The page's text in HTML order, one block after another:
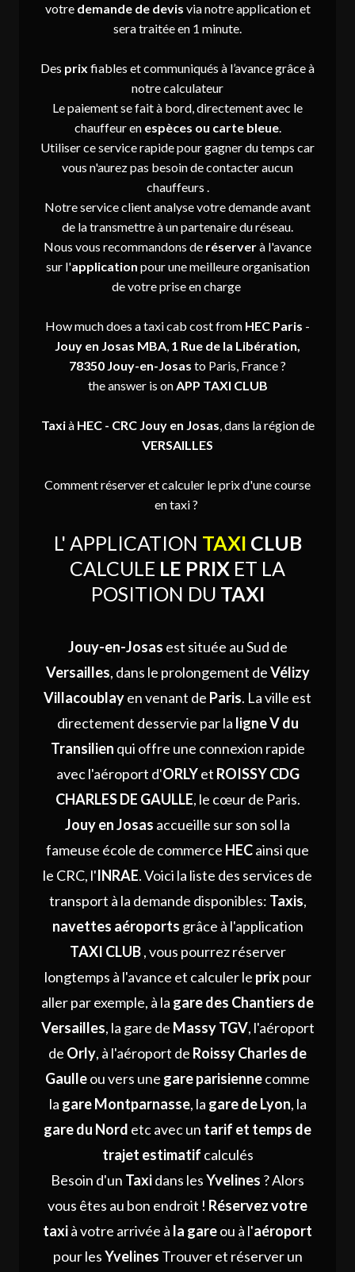
votre demande de devis via notre application et
sera traitée en 1 minute.
Des prix fiables et communiqués à l’avance grâce à
notre calculateur
Le paiement se fait à bord, directement avec le
chauffeur en espèces ou carte bleue.
Utiliser ce service rapide pour gagner du temps car
vous n'aurez pas besoin de contacter aucun
chauffeurs .
Notre service client analyse votre demande avant
de la transmettre à un partenaire du réseau.
Nous vous recommandons de réserverà l'avance
sur l'application pour une meilleure organisation
de votre prise en charge
How much does a taxi cab cost from HEC Paris -
Jouy en Josas MBA, 1 Rue de la Libération,
78350 Jouy-en-Josas to Paris, France ?
the answer is onAPP TAXI CLUB
Taxià HEC - CRC Jouy en Josas, dans la région de
VERSAILLES
Comment réserver et calculer le prix d'une course
en taxi ?
L' APPLICATION TAXI CLUB
CALCULE LE PRIX ET LA
POSITION DU TAXI
Jouy-en-Josas est située au Sud de
Versailles, dans le prolongement deVélizy
Villacoublayen venant de Paris. La ville est
directement desservie par la ligne V du
Transilien qui offre une connexion rapide
avec l'aéroport d'ORLYet ROISSY CDG
CHARLES DE GAULLE, le cœur de Paris.
Jouy en Josas accueille sur son sol la
fameuse école de commerce HECainsi que
le CRC, l'INRAE. Voici la liste des services de
transport à la demande disponibles: Taxis,
navettes aéroports grâce à l'application
TAXI CLUB, vous pourrez réserver
longtemps à l'avance et calculer le prixpour
aller par exemple, à la gare des Chantiers de
Versailles, la gare de Massy TGV, l'aéroport
de Orly, à l'aéroport de Roissy Charles de
Gaulleou vers une gare parisiennecomme
la gare Montparnasse, la gare de Lyon, la
gare du Nord etc avec un tarif et temps de
trajet estimatif calculés
Besoin d'un Taxidans lesYvelines ? Alors
vous êtes au bon endroit ! Réservez votre
taxià votre arrivée à la gareou à l'aéroport
pour lesYvelines Trouver et réserver un